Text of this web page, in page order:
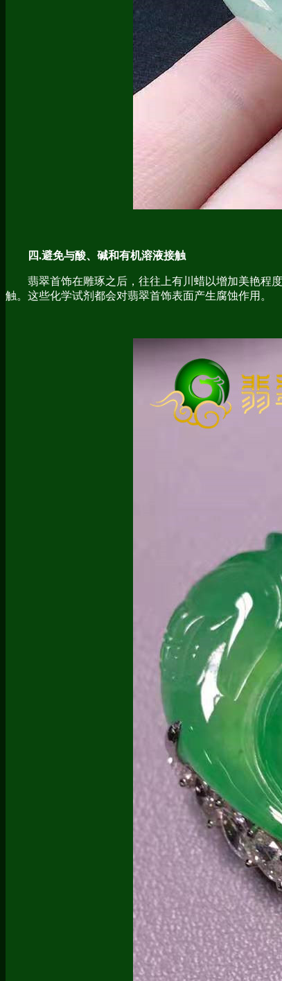
四.避免与酸、碱和有机溶液接触
翡翠首饰在雕琢之后，往往上有川蜡以增加美艳程度
触。这些化学试剂都会对翡翠首饰表面产生腐蚀作用。